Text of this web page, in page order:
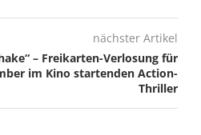
nächster Artikel
– Freikarten-Verlosung für
im Kino startenden Action-
Thriller